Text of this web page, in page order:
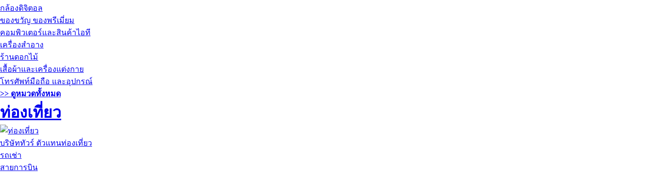
กล้องดิจิตอล
ของขวัญ ของพรีเมี่ยม
คอมพิวเตอร์และสินค้าไอที
เครื่องสำอาง
ร้านดอกไม้
เสื้อผ้าและเครื่องแต่งกาย
โทรศัพท์มือถือ และอุปกรณ์
>> ดูหมวดทั้งหมด
ท่องเที่ยว
บริษัททัวร์ ตัวแทนท่องเที่ยว
รถเช่า
สายการบิน